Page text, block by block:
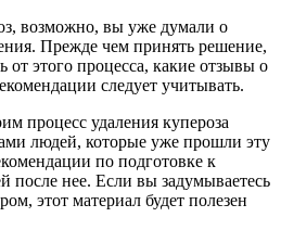
возможно, вы уже думали о
Прежде чем принять решение,
этого процесса, какие отзывы о
следует учитывать.
процесс удаления купероза
людей, которые уже прошли эту
по подготовке к
после нее. Если вы задумываетесь
этот материал будет полезен